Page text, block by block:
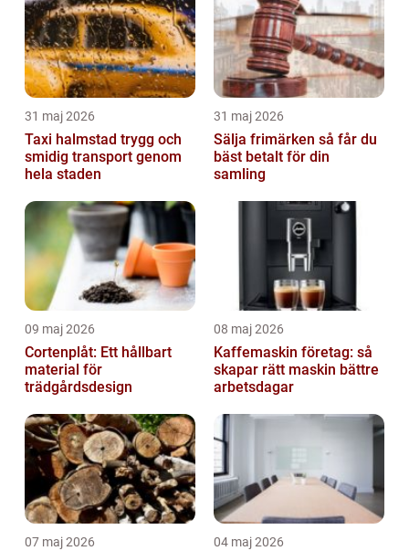
31 maj 2026
Taxi halmstad trygg och
smidig transport genom
hela staden
31 maj 2026
Sälja frimärken så får du
bäst betalt för din
samling
09 maj 2026
Cortenplåt: Ett hållbart
material för
trädgårdsdesign
08 maj 2026
Kaffemaskin företag: så
skapar rätt maskin bättre
arbetsdagar
07 maj 2026 04 maj 2026